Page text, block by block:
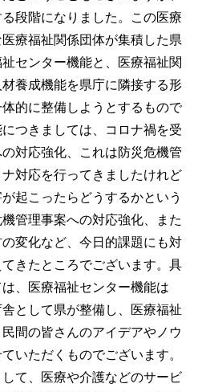
段階になりました。この医療
療福祉関係団体が集積した県
センター機能と、医療福祉関
養成機能を県庁に隣接する形
的に整備しようとするもので
つきましては、コロナ禍を受
対応強化、これは防災危機管
対応を行ってきましたけれど
起こったらどうするかという
管理事案への対応強化、また
変化など、今日的課題にも対
きたところでございます。具
、医療福祉センター機能は
舎として県が整備し、医療福祉
間の皆さんのアイデアやノウ
いただくものでございます。
て、医療や介護などのサービ